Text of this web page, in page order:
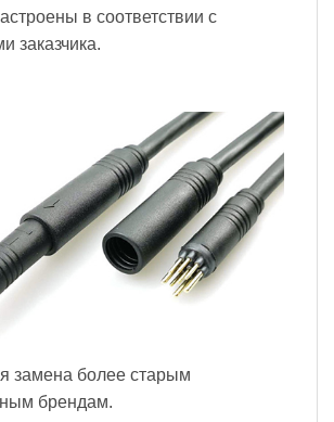
в соответствии с
заказчика.
замена более старым
брендам.